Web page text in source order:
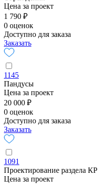
Цена за проект
1 790 ₽
0 оценок
Доступно для заказа
Заказать
1145
Пандусы
Цена за проект
20 000 ₽
0 оценок
Доступно для заказа
Заказать
1091
Проектирование раздела КР
Цена за проект